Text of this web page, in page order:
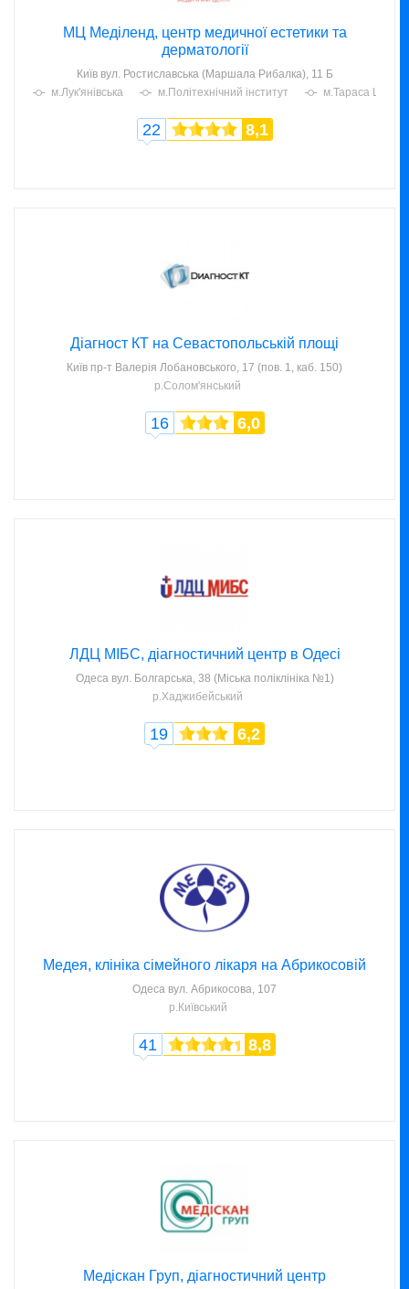
МЦ Меділенд, центр медичної естетики та
дерматології
Київ вул. Ростиславська (Маршала Рибалка), 11 Б
м.Лук'янівська
м.Політехнічний інститут м.Тараса
22 8,1
Діагност КТ на Севастопольській площі
Київ пр-т Валерія Лобановського, 17 (пов. 1, каб. 150)
р.Солом'янський
16 6,0
ЛДЦ МІБС, діагностичний центр в Одесі
Одеса вул. Болгарська, 38 (Міська поліклініка №1)
р.Хаджибейський
19 6,2
Медея, клініка сімейного лікаря на Абрикосовій
Одеса вул. Абрикосова, 107
р.Київський
41 8,8
Медіскан Груп, діагностичний центр